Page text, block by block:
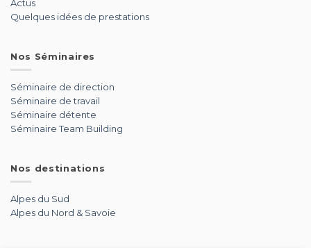
Actus
Quelques idées de prestations
Nos Séminaires
Séminaire de direction
Séminaire de travail
Séminaire détente
Séminaire Team Building
Nos destinations
Alpes du Sud
Alpes du Nord & Savoie